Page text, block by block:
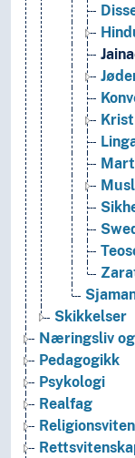
Skikkelser
Næringsliv
Pedagogikk
Psykologi
Realfag